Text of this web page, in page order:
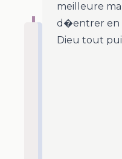
meilleure
d�entrer en
Dieu tout